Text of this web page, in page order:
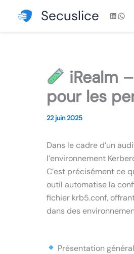
Secuslice LinkedIn
iRealm
pour les
22 juin 2025
Dans le cadre d’un
l’environnement
C’est précisément ce
outil automatise la
fichier krb5.conf,
dans des
Présentation